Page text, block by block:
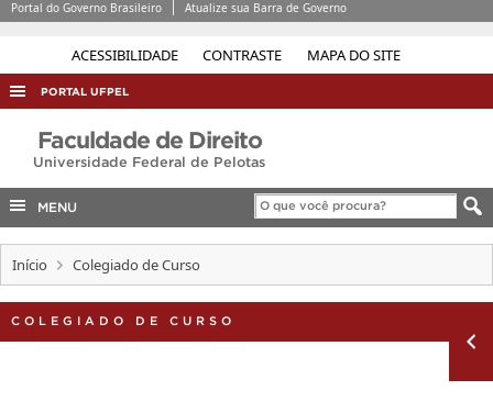
ACESSIBILIDADE CONTRASTE MAPA DO SITE
Portal do Governo Brasileiro Atualize sua Barra de Governo
PORTAL UFPEL
ACESSO À INFORMAÇÃO
AUDITORIA
COBALTO
INTERNACIONAL
Faculdade de Direito
Universidade Federal de Pelotas
MENU
Início Colegiado de Curso
COLEGIADO DE CURSO